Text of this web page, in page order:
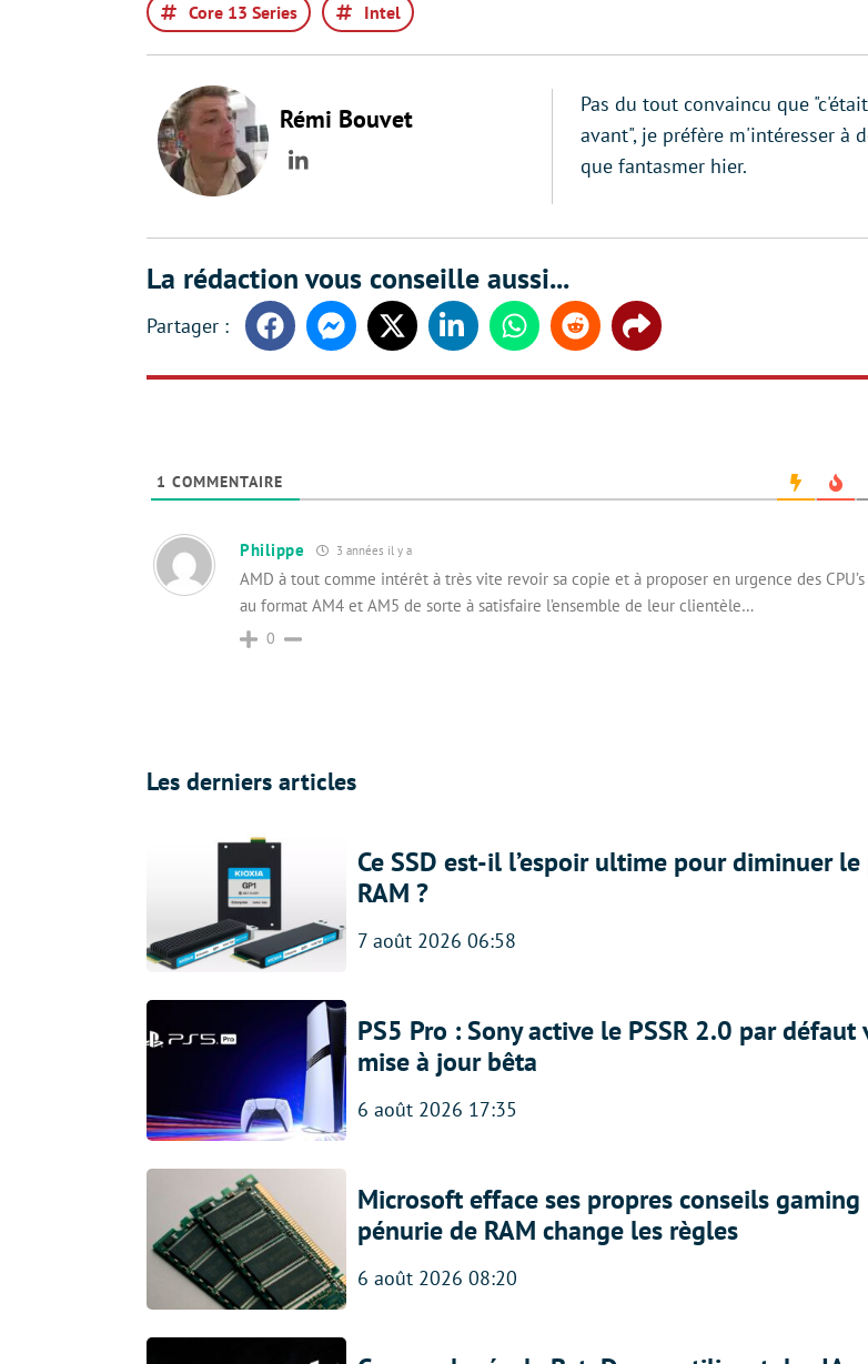
Core 13 Series Intel
Rémi Bouvet
LinkedIn
Pas du tout convaincu que
avant", je préfère m'intéresser à
que fantasmer hier.
La rédaction vous conseille aussi...
FacebookMessengerTwitter LinkedinWhatsappReddit Share
1 COMMENTAIRE
Philippe 3 années il y a
AMD à tout comme intérêt à très vite revoir sa copie et à proposer en urgence des
au format AM4 et AM5 de sorte à satisfaire l’ensemble de leur clientèle…
0
Les derniers articles
Ce SSD est-il l’espoir ultime pour diminuer
RAM ?
7 août 2026 06:58
PS5 Pro : Sony active le PSSR 2.0 par défaut
mise à jour bêta
6 août 2026 17:35
Microsoft efface ses propres conseils gaming
pénurie de RAM change les règles
6 août 2026 08:20